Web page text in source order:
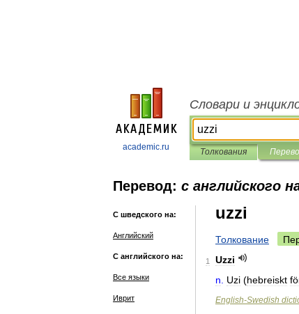
academic.ru
Словари и
Толкования
Перевод: с английского
С шведского на:
Английский
С английского на:
Все языки
Иврит
uzzi
Толкование
1
Uzzi
n
Uzi (hebreiskt
English-Swedish